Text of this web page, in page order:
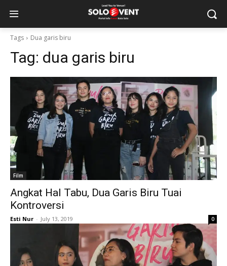
Tags Dua garis biru
Tag: dua garis biru
Film
Angkat Hal Tabu, Dua Garis Biru Tuai
Kontroversi
Esti Nur - July 13, 2019 0